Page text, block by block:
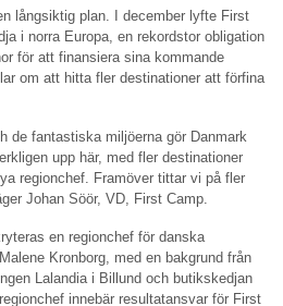
långsiktig plan. I december lyfte First
i norra Europa, en rekordstor obligation
för att finansiera sina kommande
om att hitta fler destinationer att förfina
de fantastiska miljöerna gör Danmark
upp här, med fler destinationer
regionchef. Framöver tittar vi på fler
Johan Söör, VD, First Camp.
en regionchef för danska
Kronborg, med en bakgrund från
Lalandia i Billund och butikskedjan
innebär resultatansvar för First